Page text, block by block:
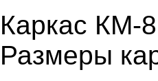
Каркас КМ-
Размеры